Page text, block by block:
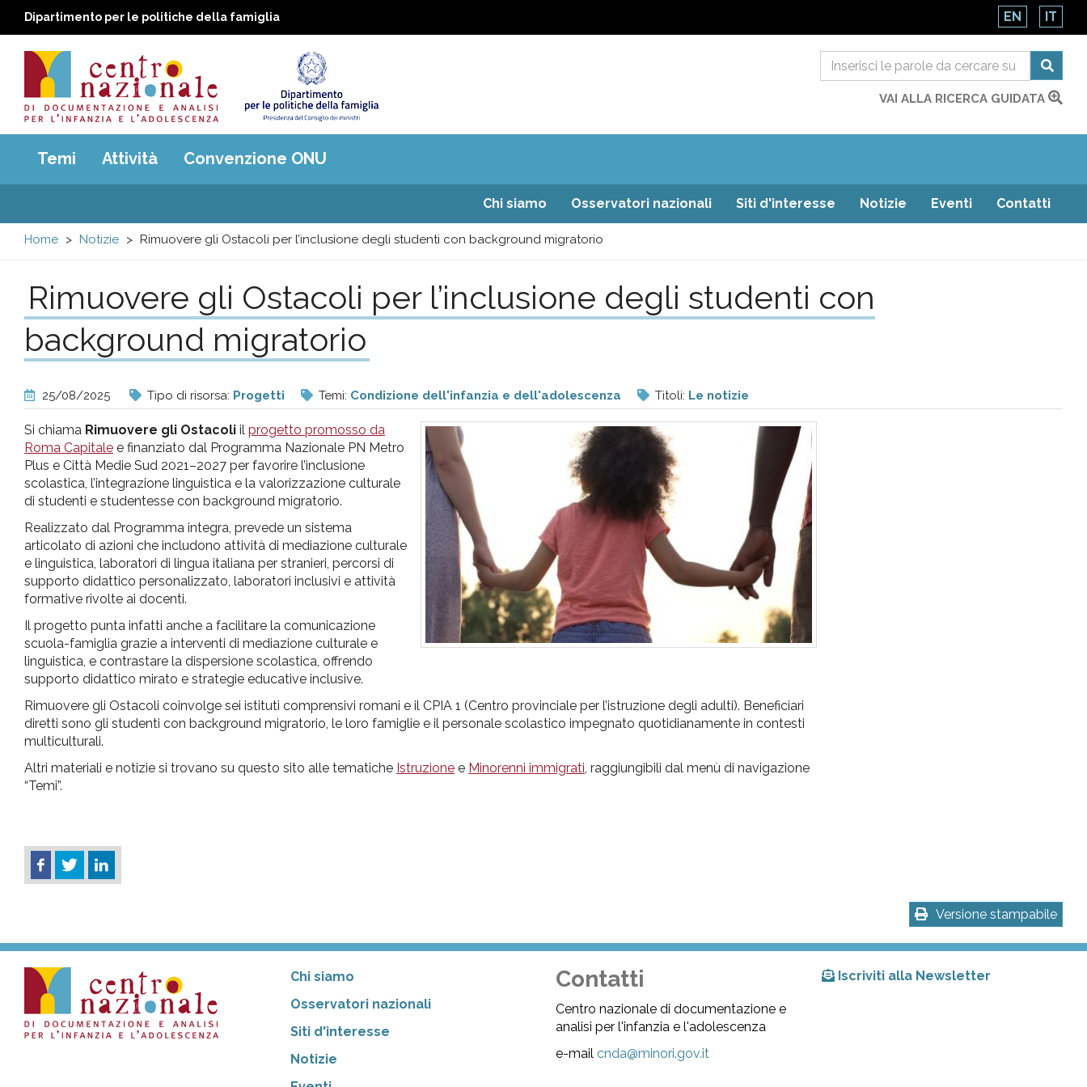
Dipartimento per le politiche della famiglia EN IT
Centro
nazionale
di
e
analisi
pr
l'infanzia
e
l'adolescenza
VAI ALLA RICERCA GUIDATA
Main
menu
Temi Attività Convenzione ONU
Chi siamo Osservatori nazionali Siti d'interesse Notizie Eventi Contatti
Home Notizie Rimuovere gli Ostacoli per l’inclusione degli studenti con background migratorio
Rimuovere gli Ostacoli per l’inclusione degli studenti con
background migratorio
25/08/2025 Tipo di risorsa: Progetti Temi: Condizione dell'infanzia e dell'adolescenza Titoli: Le notizie
Si chiama Rimuovere gli Ostacoli il progetto promosso da
Roma Capitale e finanziato dal Programma Nazionale PN Metro
Plus e Città Medie Sud 2021–2027 per favorire l’inclusione
scolastica, l’integrazione linguistica e la valorizzazione culturale
di studenti e studentesse con background migratorio.
Realizzato dal Programma integra, prevede un sistema
articolato di azioni che includono attività di mediazione culturale
e linguistica, laboratori di lingua italiana per stranieri, percorsi di
supporto didattico personalizzato, laboratori inclusivi e attività
formative rivolte ai docenti.
Il progetto punta infatti anche a facilitare la comunicazione
scuola-famiglia grazie a interventi di mediazione culturale e
linguistica, e contrastare la dispersione scolastica, offrendo
supporto didattico mirato e strategie educative inclusive.
Rimuovere gli Ostacoli coinvolge sei istituti comprensivi romani e il CPIA 1 (Centro provinciale per l’istruzione degli adulti). Beneficiari
diretti sono gli studenti con background migratorio, le loro famiglie e il personale scolastico impegnato quotidianamente in contesti
multiculturali.
Altri materiali e notizie si trovano su questo sito alle tematiche Istruzione e Minorenni immigrati , raggiungibili dal menù di navigazione
“Temi”.
Versione stampabile
Chi siamo
Osservatori nazionali
Siti d'interesse
Notizie
Contatti
Centro nazionale di documentazione e
analisi per l'infanzia e l'adolescenza
e-mailcnda@minori.gov.it
Iscriviti alla Newsletter